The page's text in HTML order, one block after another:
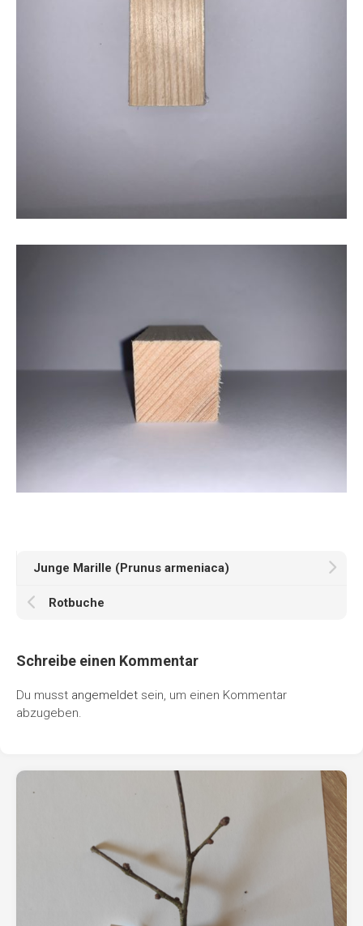
Junge Marille (Prunus armeniaca)
Rotbuche
Schreibe einen Kommentar
Du musst angemeldet sein, um einen Kommentar
abzugeben.